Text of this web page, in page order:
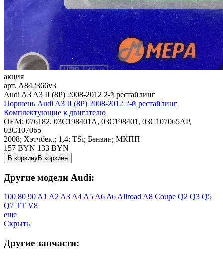
акция
арт. A842366v3
Audi A3 A3 II (8P) 2008-2012 2-й рестайлинг
Поршень Audi A3 II (8P) 2008-2012 2-й рестайлинг
Комплектующие к двигателю
OEM: 076182, 03C198401A, 03C198401, 03C107065AP,
03C107065
2008; Хэтчбек.; 1,4; TSi; Бензин; МКПП
157 BYN 133 BYN
В корзинуВ корзине
Другие модели Audi:
100 80 90 A1 A2 A3 A4 A5 A6 A6 Allroad A8 Coupe Q2 Q3 Q5
Q7 TT V8
еще
Скрыть
Другие запчасти: